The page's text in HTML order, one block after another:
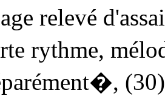
relevé
rythme,